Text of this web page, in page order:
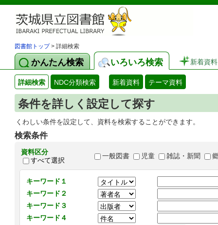
図書館トップ> 詳細検索
かんたん検索 いろいろ検索 新着資料
詳細検索 NDC分類検索 新着資料 テーマ資料
条件を詳しく設定して探す
くわしい条件を設定して、資料を検索することができます。
検索条件
資料区分
すべて選択
一般図書 児童 雑誌・新聞
キーワード１
キーワード２
キーワード３
キーワード４